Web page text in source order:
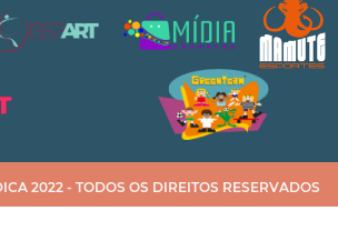
2022 - TODOS OS DIREITOS RESERVADOS